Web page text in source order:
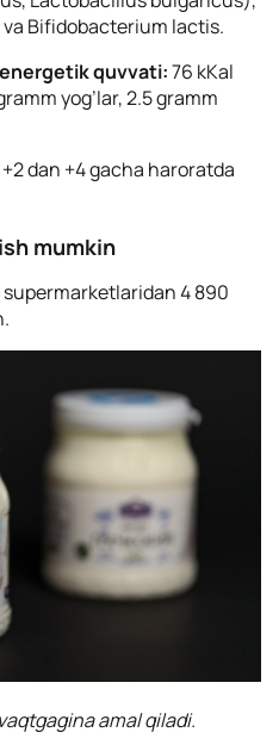
Bifidobacterium lactis.
quvvati:76 kKal
yog’lar, 2.5 gramm
dan +4 gacha haroratda
mumkin
4 890
amal qiladi.